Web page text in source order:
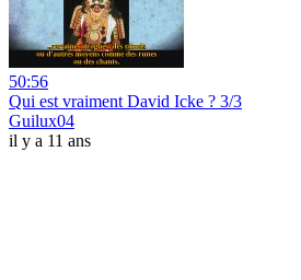
50:56
Qui est vraiment David Icke ? 3/3
Guilux04
il y a 11 ans